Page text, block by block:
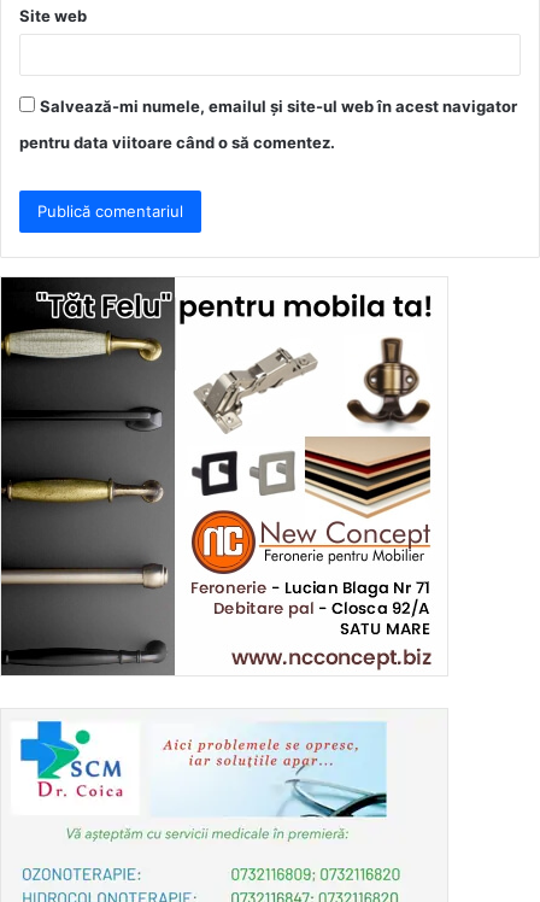
Site web
Salvează-mi numele, emailul și site-ul web în acest navigator
pentru data viitoare când o să comentez.